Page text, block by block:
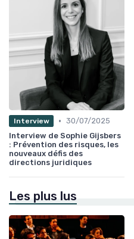
Interview • 30/07/2025
Interview de Sophie Gijsbers
: Prévention des risques, les
nouveaux défis des
directions juridiques
Les plus lus